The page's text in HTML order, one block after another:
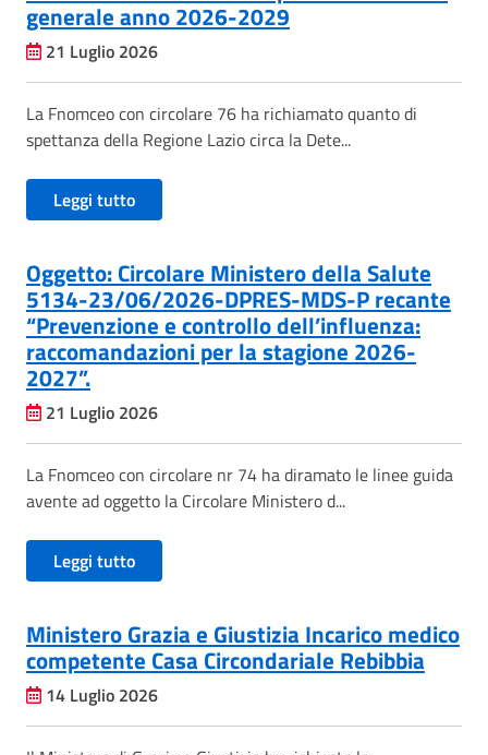
generale anno 2026-2029
21 Luglio 2026
La Fnomceo con circolare 76 ha richiamato quanto di
spettanza della Regione Lazio circa la Dete...
Leggi tutto
Oggetto: Circolare Ministero della Salute
5134-23/06/2026-DPRES-MDS-P recante
“Prevenzione e controllo dell’influenza:
raccomandazioni per la stagione 2026-
2027”.
21 Luglio 2026
La Fnomceo con circolare nr 74 ha diramato le linee guida
avente ad oggetto la Circolare Ministero d...
Leggi tutto
Ministero Grazia e Giustizia Incarico medico
competente Casa Circondariale Rebibbia
14 Luglio 2026